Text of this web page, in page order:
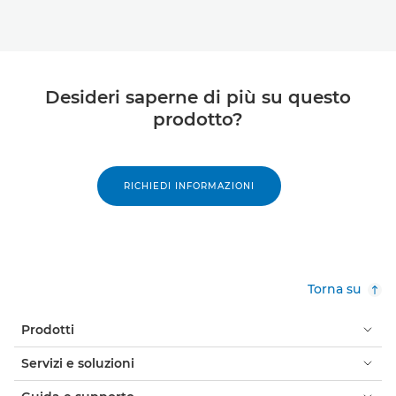
Desideri saperne di più su questo
prodotto?
RICHIEDI INFORMAZIONI
Torna su
Prodotti
Servizi e soluzioni